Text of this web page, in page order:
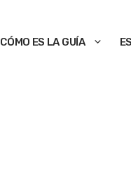
CÓMO ES LA GUÍA